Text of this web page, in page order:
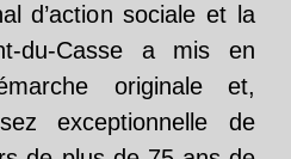
d’action sociale et la
du-Casse a mis en
originale et,
exceptionnelle de